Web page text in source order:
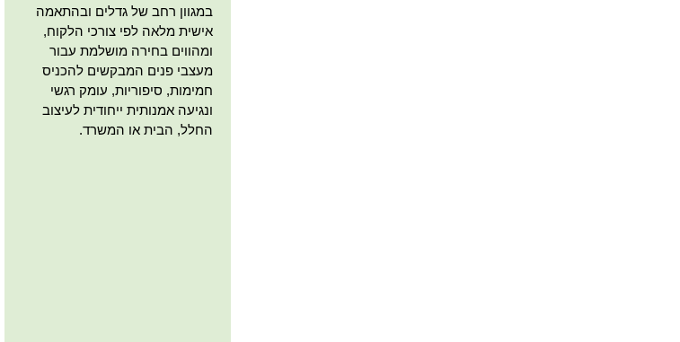
במגוון רחב של גדלים ובהתאמה
אישית מלאה לפי צורכי הלקוח,
ומהווים בחירה מושלמת עבור
מעצבי פנים המבקשים להכניס
חמימות, סיפוריות, עומק רגשי
ונגיעה אמנותית ייחודית לעיצוב
החלל, הבית או המשרד.